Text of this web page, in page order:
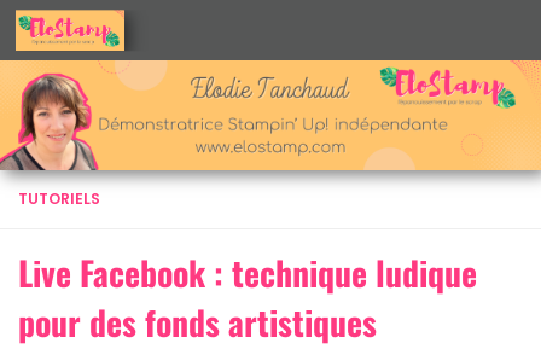
Skip to content
TUTORIELS
Live Facebook : technique ludique
pour des fonds artistiques